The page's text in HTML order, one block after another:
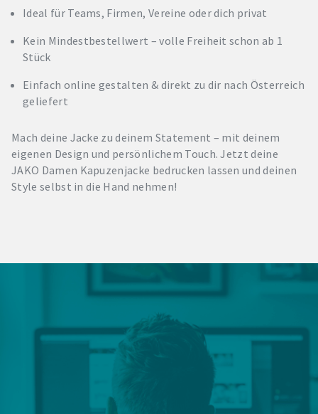
Ideal für Teams, Firmen, Vereine oder dich privat
Kein Mindestbestellwert – volle Freiheit schon ab 1
Stück
Einfach online gestalten & direkt zu dir nach Österreich
geliefert
Mach deine Jacke zu deinem Statement – mit deinem
eigenen Design und persönlichem Touch. Jetzt deine
JAKO Damen Kapuzenjacke bedrucken lassen und deinen
Style selbst in die Hand nehmen!